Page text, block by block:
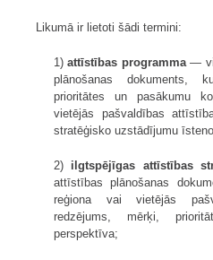
Likumā ir lietoti šādi termini:
1)attīstības programma—
plānošanas dokuments,
prioritātes un pasākumu
vietējās pašvaldības
stratēģisko uzstādījumu
2) ilgtspējīgas attīstības
attīstības plānošanas
reģiona vai vietējās
redzējums, mērķi,
perspektīva;